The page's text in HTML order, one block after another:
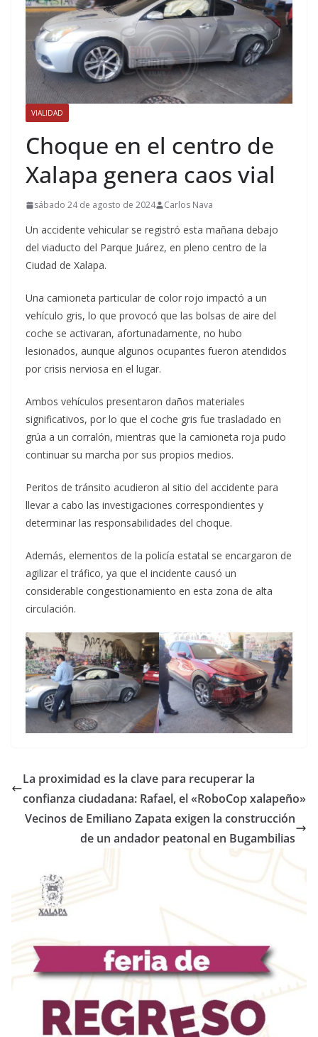
VIALIDAD
Choque en el centro de
Xalapa genera caos vial
sábado 24 de agosto de 2024 Carlos Nava
Un accidente vehicular se registró esta mañana debajo
del viaducto del Parque Juárez, en pleno centro de la
Ciudad de Xalapa.
Una camioneta particular de color rojo impactó a un
vehículo gris, lo que provocó que las bolsas de aire del
coche se activaran, afortunadamente, no hubo
lesionados, aunque algunos ocupantes fueron atendidos
por crisis nerviosa en el lugar.
Ambos vehículos presentaron daños materiales
significativos, por lo que el coche gris fue trasladado en
grúa a un corralón, mientras que la camioneta roja pudo
continuar su marcha por sus propios medios.
Peritos de tránsito acudieron al sitio del accidente para
llevar a cabo las investigaciones correspondientes y
determinar las responsabilidades del choque.
Además, elementos de la policía estatal se encargaron de
agilizar el tráfico, ya que el incidente causó un
considerable congestionamiento en esta zona de alta
circulación.
La proximidad es la clave para recuperar la
confianza ciudadana: Rafael, el «RoboCop xalapeño»
Vecinos de Emiliano Zapata exigen la construcción
de un andador peatonal en Bugambilias